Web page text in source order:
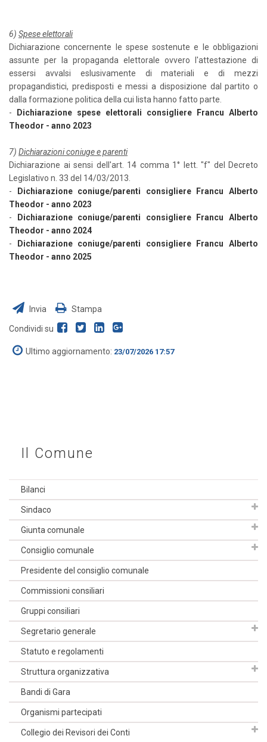
6) Spese elettorali
Dichiarazione concernente le spese sostenute e le obbligazioni
assunte per la propaganda elettorale ovvero l'attestazione di
essersi avvalsi eslusivamente di materiali e di mezzi
propagandistici, predisposti e messi a disposizione dal partito o
dalla formazione politica della cui lista hanno fatto parte.
-
Dichiarazione spese elettorali consigliere Francu Alberto
Theodor - anno 2023
7) Dichiarazioni coniuge e parenti
Dichiarazione ai sensi dell'art. 14 comma 1° lett. "f" del Decreto
Legislativo n. 33 del 14/03/2013.
-
Dichiarazione coniuge/parenti consigliere Francu Alberto
Theodor - anno 2023
-
Dichiarazione coniuge/parenti consigliere Francu Alberto
Theodor - anno 2024
-
Dichiarazione coniuge/parenti consigliere Francu Alberto
Theodor - anno 2025
Invia Stampa
Condividi su
Ultimo aggiornamento: 23/07/2026 17:57
Il Comune
Bilanci
Sindaco
Giunta comunale
Consiglio comunale
Presidente del consiglio comunale
Commissioni consiliari
Gruppi consiliari
Segretario generale
Statuto e regolamenti
Struttura organizzativa
Bandi di Gara
Organismi partecipati
Collegio dei Revisori dei Conti